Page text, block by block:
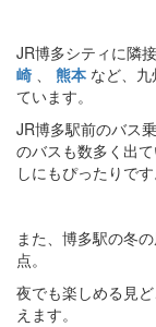
JR博多シティに隣
崎 、 熊本 など、
ています。
JR博多駅前のバス
のバスも数多く出
しにもぴったりです
また、博多駅の冬
点。
夜でも楽しめる見
えます。